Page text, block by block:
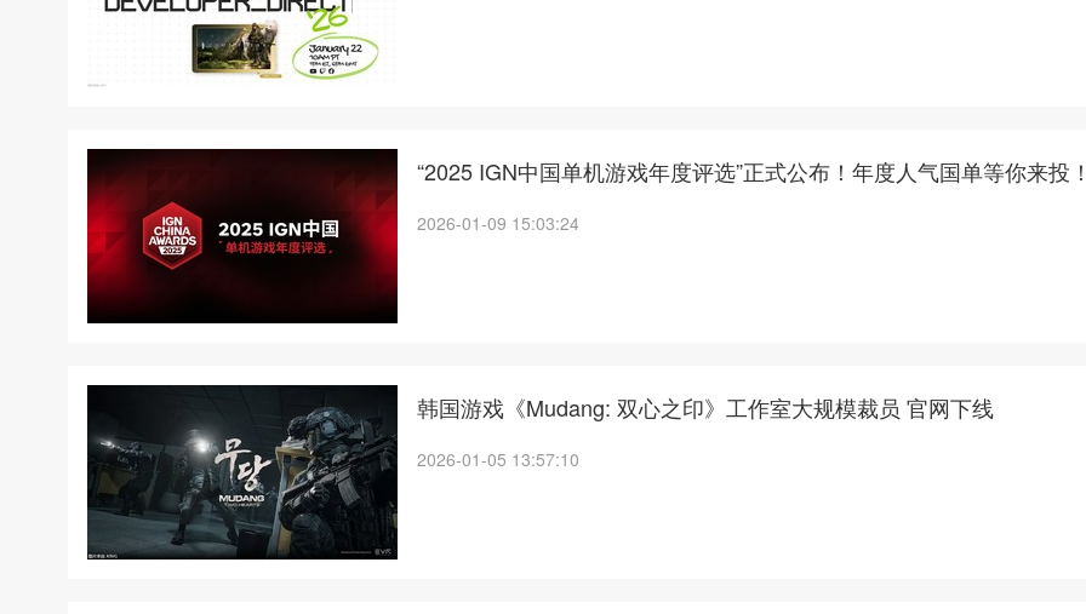
“2025 IGN中国单机游戏年度评选”正式公布！年度人气国单等你来投
2026-01-09 15:03:24
韩国游戏《Mudang: 双心之印》工作室大规模裁员 官网下线
2026-01-05 13:57:10